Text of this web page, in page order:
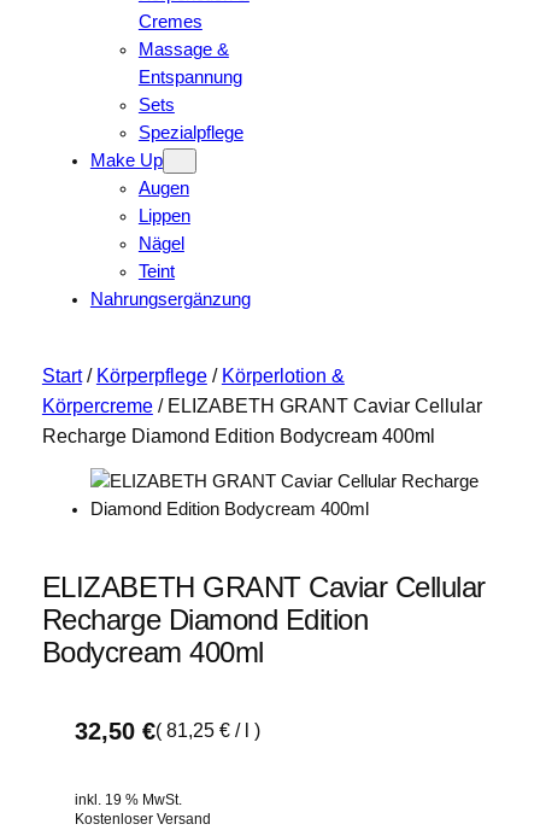
Cremes
Massage &
Entspannung
Sets
Spezialpflege
Make Up
Augen
Lippen
Nägel
Teint
Nahrungsergänzung
Start/ Körperpflege/ Körperlotion &
Körpercreme/ ELIZABETH GRANT Caviar Cellular
Recharge Diamond Edition Bodycream 400ml
ELIZABETH GRANT Caviar Cellular
Recharge Diamond Edition
Bodycream 400ml
32,50 €( 81,25 €/ )
inkl. 19 % MwSt.
Kostenloser Versand